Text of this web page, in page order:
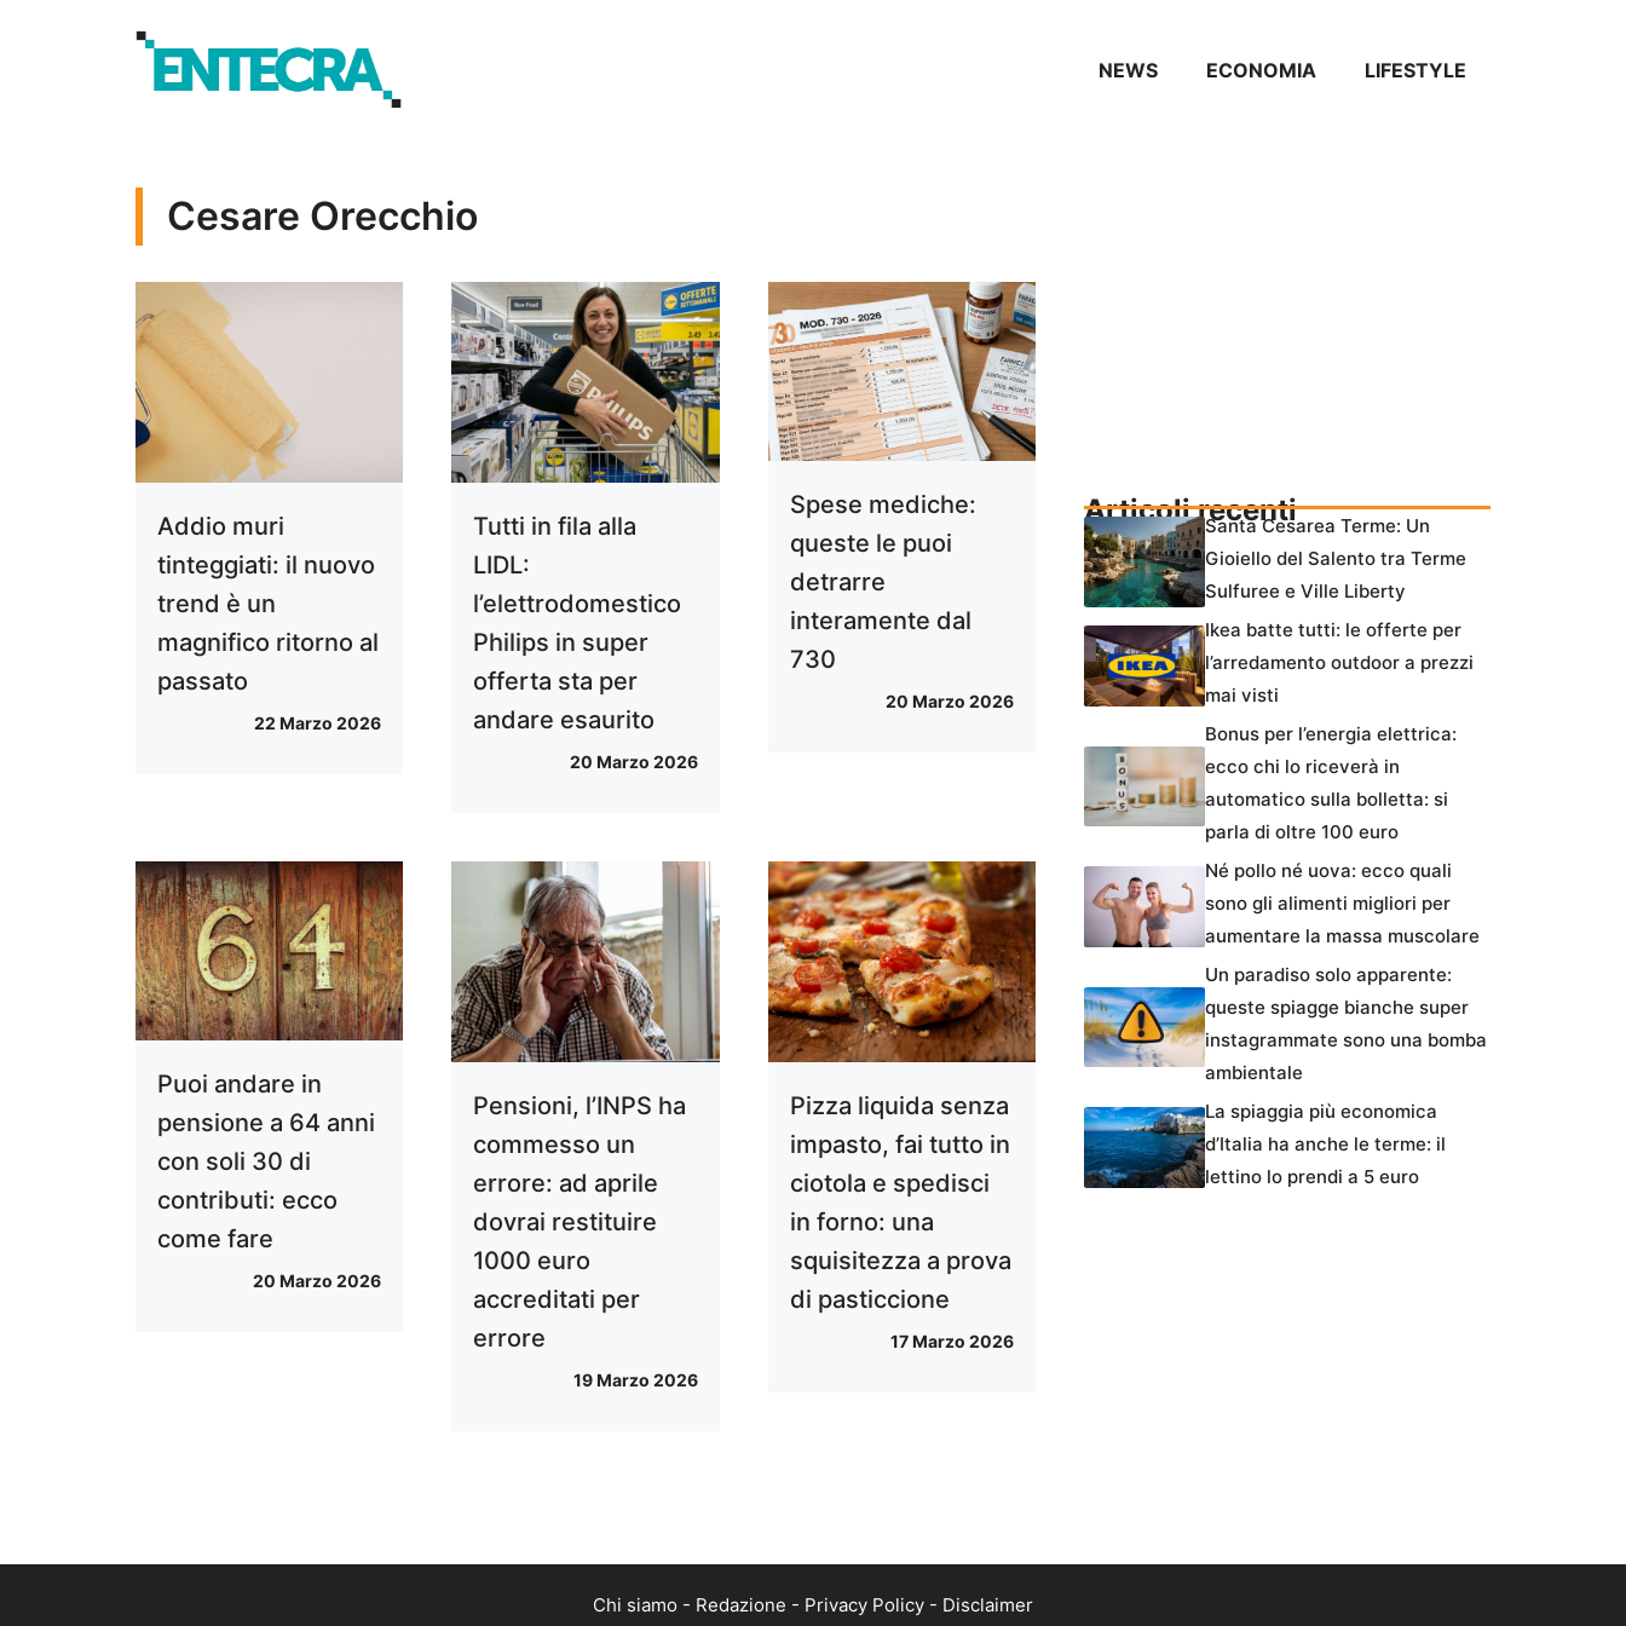
NEWS ECONOMIA LIFESTYLE
Cesare Orecchio
Addio muri
tinteggiati: il nuovo
trend è un
magnifico ritorno al
passato
22 Marzo 2026
Tutti in fila alla
LIDL:
l’elettrodomestico
Philips in super
offerta sta per
andare esaurito
20 Marzo 2026
Spese mediche:
queste le puoi
detrarre
interamente dal
730
20 Marzo 2026
Puoi andare in
pensione a 64 anni
con soli 30 di
contributi: ecco
come fare
20 Marzo 2026
Pensioni, l’INPS ha
commesso un
errore: ad aprile
dovrai restituire
1000 euro
accreditati per
errore
19 Marzo 2026
Pizza liquida senza
impasto, fai tutto in
ciotola e spedisci
in forno: una
squisitezza a prova
di pasticcione
17 Marzo 2026
Articoli recentiSanta Cesarea Terme: Un
Gioiello del Salento tra Terme
Sulfuree e Ville Liberty
Ikea batte tutti: le offerte per
l’arredamento outdoor a prezzi
mai visti
Bonus per l’energia elettrica:
ecco chi lo riceverà in
automatico sulla bolletta: si
parla di oltre 100 euro
Né pollo né uova: ecco quali
sono gli alimenti migliori per
aumentare la massa muscolare
Un paradiso solo apparente:
queste spiagge bianche super
instagrammate sono una bomba
ambientale
La spiaggia più economica
d’Italia ha anche le terme: il
lettino lo prendi a 5 euro
Chi siamo - Redazione - Privacy Policy - Disclaimer